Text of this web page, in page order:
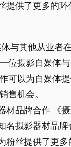
提供了更多的
与其他从业者
位摄影自媒体
可以为自媒体
售机会。
材品牌合作 《
名摄影器材品
粉丝提供了更